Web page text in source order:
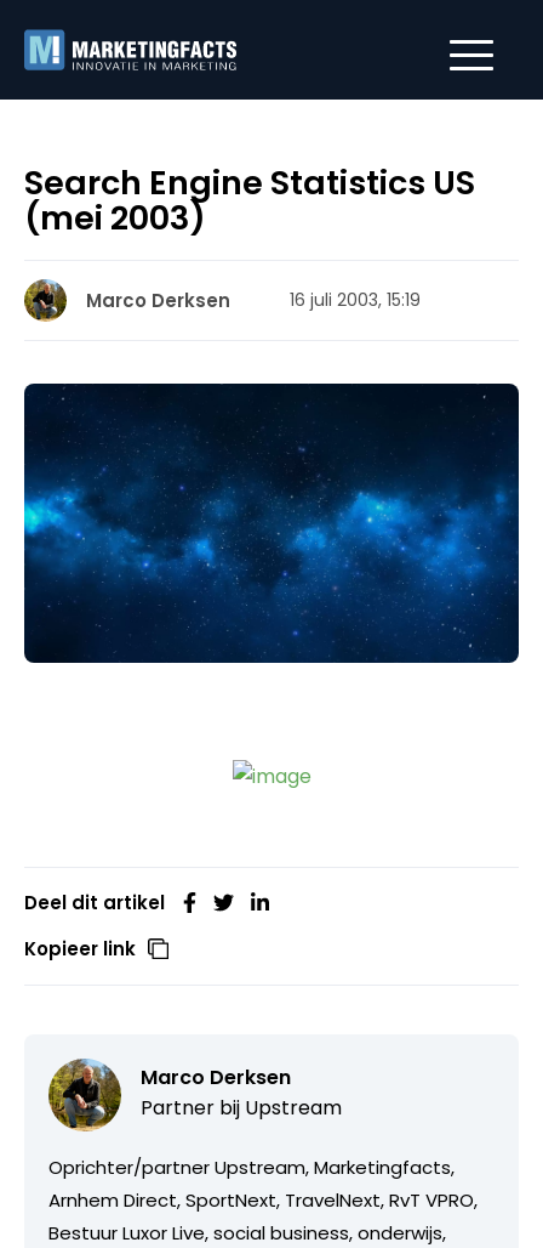
Search Engine Statistics US
(mei 2003)
Marco Derksen 16 juli 2003, 15:19
Deel dit artikel
Kopieer link
Marco Derksen
Partner bij Upstream
Oprichter/partner Upstream, Marketingfacts,
Arnhem Direct, SportNext, TravelNext, RvT VPRO,
Bestuur Luxor Live, social business, onderwijs,